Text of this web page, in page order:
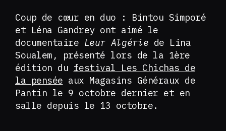
Coup de cœur en duo : Bintou Simporé
et Léna Gandrey ont aimé le
documentaire Leur Algérie de Lina
Soualem, présenté lors de la 1ère
édition du festival Les Chichas de
la pensée aux Magasins Généraux de
Pantin le 9 octobre dernier et en
salle depuis le 13 octobre.